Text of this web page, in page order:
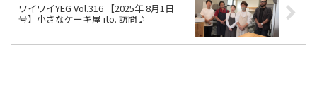
ワイワイYEG Vol.316 【2025年 8月1日
号】小さなケーキ屋 ito. 訪問♪